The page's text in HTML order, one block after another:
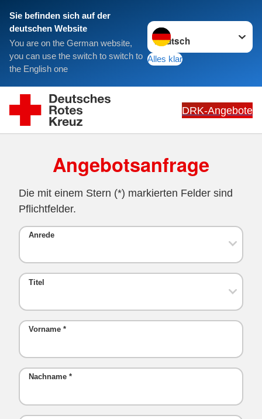
Sie befinden sich auf der
deutschen Website
You are on the German website,
you can use the switch to switch to
the English one
Sprache wechseln zu
Alles klar
DRK-Angebote
Angebotsanfrage
Die mit einem Stern (*) markierten Felder sind
Pflichtfelder.
Anrede
Titel
Vorname *
Nachname *